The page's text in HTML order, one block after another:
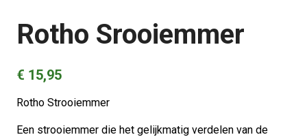
Rotho Srooiemmer
€ 15,95
Rotho Strooiemmer
Een strooiemmer die het gelijkmatig verdelen van de